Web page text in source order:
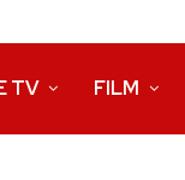
TV FILM